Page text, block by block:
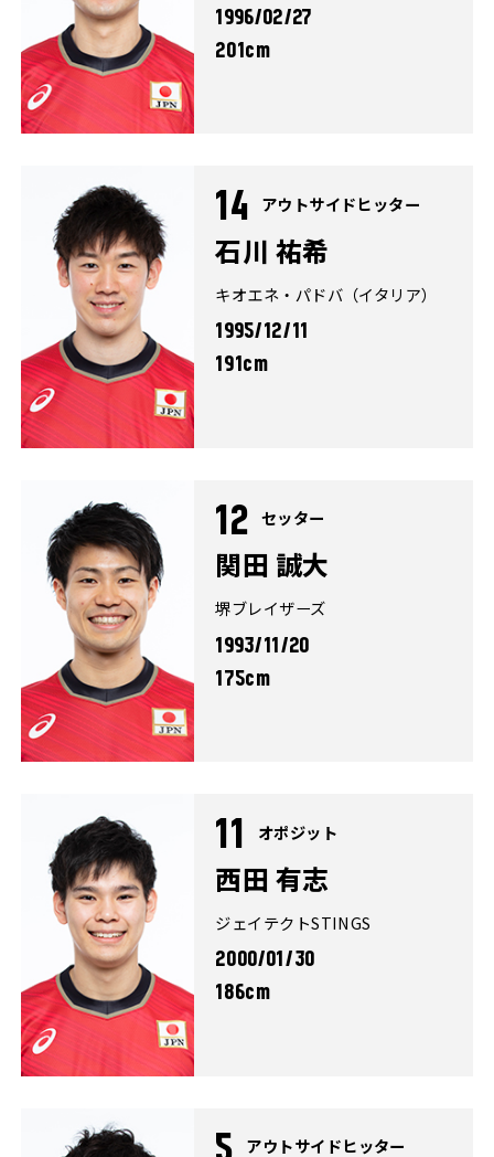
1996/02/27
201cm
14 アウトサイドヒッター
石川 祐希
キオエネ・パドバ（イタリア）
1995/12/11
191cm
12 セッター
関田 誠大
堺ブレイザーズ
1993/11/20
175cm
11 オポジット
西田 有志
ジェイテクトSTINGS
2000/01/30
186cm
アウトサイドヒッター